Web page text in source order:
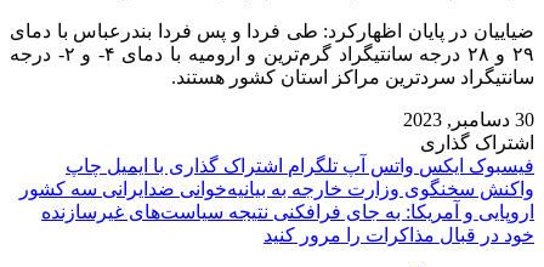
ضیاییان در پایان اظهارکرد: طی فردا و پس فردا بندرعباس با دمای
۲۹ و ۲۸ درجه سانتیگراد گرم‌ترین و ارومیه با دمای ۴- و ۲- درجه
سانتیگراد سردترین مراکز استان‌ کشور هستند.
30 دسامبر, 2023
اشتراک گذاری
فیسبوک ایکس واتس آپ تلگرام اشتراک گذاری با ایمیل چاپ
واکنش سخنگوی وزارت خارجه به بیانیه‌خوانی ضدایرانی سه کشور
اروپایی و آمریکا: به جای فرافکنی نتیجه سیاست‌های غیرسازنده
خود در قبال مذاکرات را مرور کنید